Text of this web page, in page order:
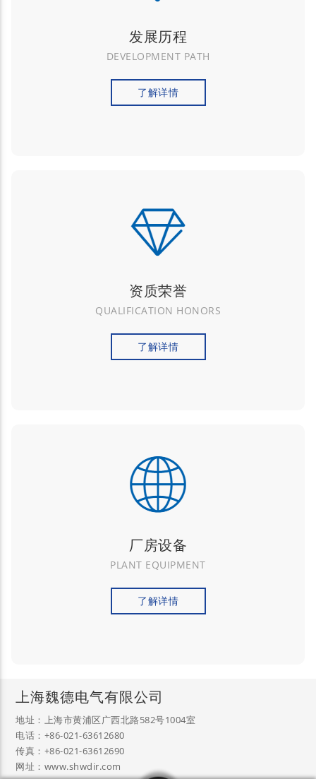
发展历程
DEVELOPMENT PATH
了解详情
资质荣誉
QUALIFICATION HONORS
了解详情
厂房设备
PLANT EQUIPMENT
了解详情
上海魏德电气有限公司
地址：上海市黄浦区广西北路582号1004室
电话：+86-021-63612680
传真：+86-021-63612690
网址：www.shwdir.com